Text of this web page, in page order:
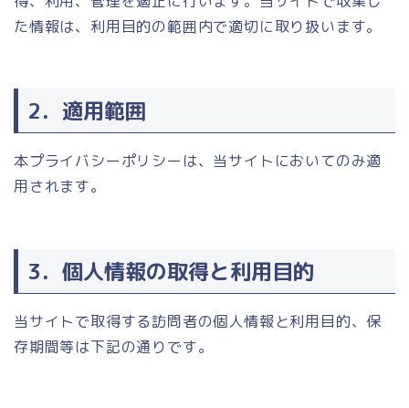
た情報は、利用目的の範囲内で適切に取り扱います。
2．適用範囲
本プライバシーポリシーは、当サイトにおいてのみ適
用されます。
3．個人情報の取得と利用目的
当サイトで取得する訪問者の個人情報と利用目的、保
存期間等は下記の通りです。